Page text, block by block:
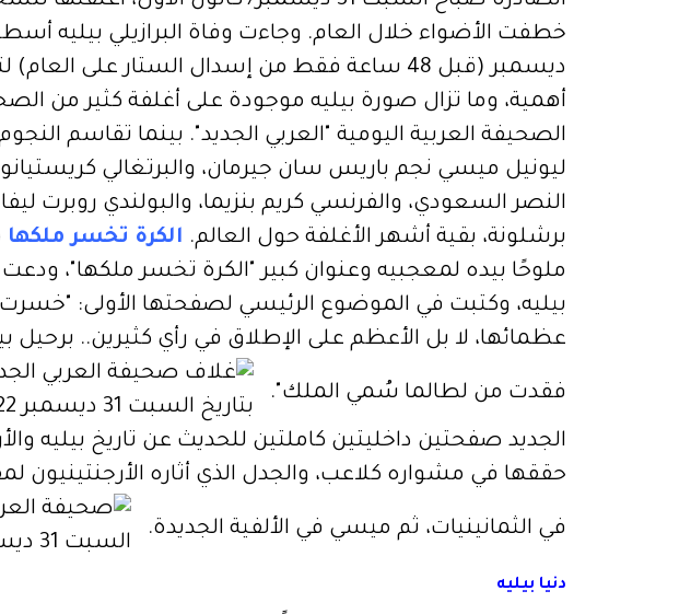
ديسمبر (قبل 48 ساعة فقط من إسدال الستار على
أهمية، وما تزال صورة بيليه موجودة على أغلفة كثير من
الصحيفة العربية اليومية "العربي الجديد". بينما تقاسم النجوم
ليونيل ميسي نجم باريس سان جيرمان، والبرتغالي كريستيانو
النصر السعودي، والفرنسي كريم بنزيما، والبولندي روبرت
برشلونة، بقية أشهر الأغلفة حول العالم. الكرة تخسر ملكها
ملوحًا بيده لمعجبيه وعنوان كبير "الكرة تخسر ملكها"،
بيليه، وكتبت في الموضوع الرئيسي لصفحتها الأولى:
عظمائها، لا بل الأعظم على الإطلاق في رأي كثيرين.. برحيل
فقدت من لطالما سُمي الملك".
الجديد صفحتين داخليتين كاملتين للحديث عن تاريخ بيليه
حققها في مشواره كلاعب، والجدل الذي أثاره الأرجنتينيون
في الثمانينيات، ثم ميسي في الألفية الجديدة.
دنيا بيليه